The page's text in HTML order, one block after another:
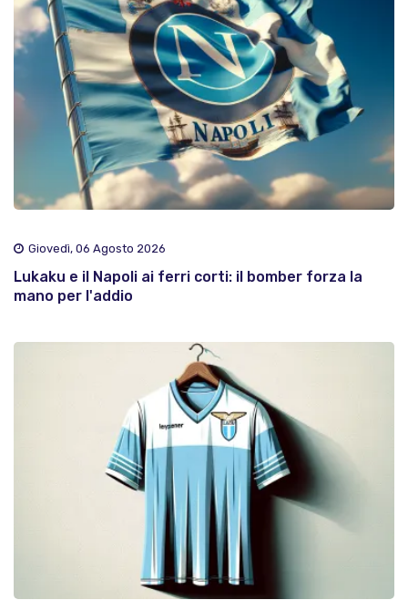
Giovedì, 06 Agosto 2026
Lukaku e il Napoli ai ferri corti: il bomber forza la
mano per l'addio